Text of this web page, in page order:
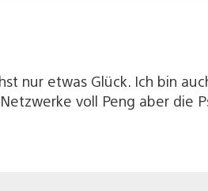
nur etwas Glück. Ich bin
voll Peng aber die